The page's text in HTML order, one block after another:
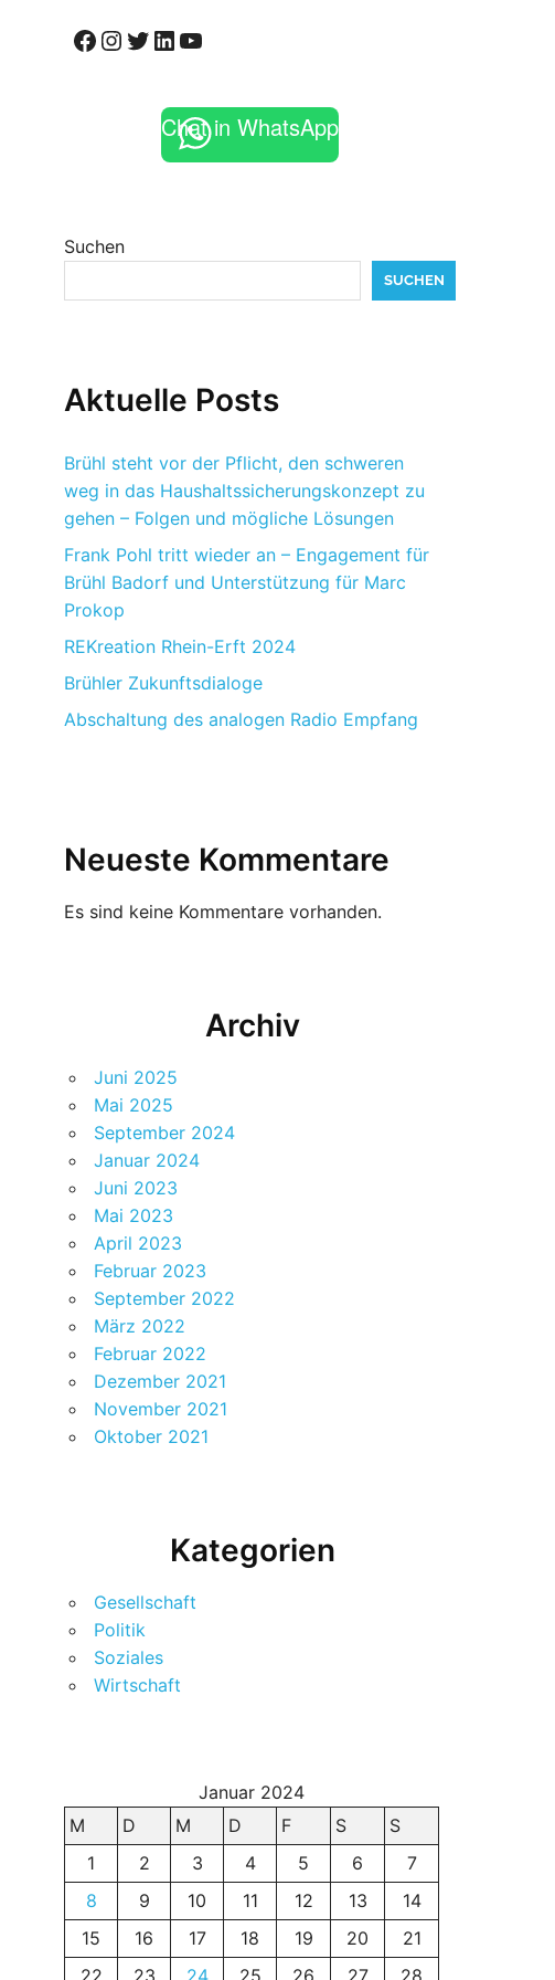
Facebook
Instagram
Twitter
LinkedIn
YouTube
Chat in WhatsApp
Suchen
SUCHEN
Aktuelle Posts
Brühl steht vor der Pflicht, den schweren
weg in das Haushaltssicherungskonzept zu
gehen – Folgen und mögliche Lösungen
Frank Pohl tritt wieder an – Engagement für
Brühl Badorf und Unterstützung für Marc
Prokop
REKreation Rhein-Erft 2024
Brühler Zukunftsdialoge
Abschaltung des analogen Radio Empfang
Neueste Kommentare
Es sind keine Kommentare vorhanden.
Archiv
Juni 2025
Mai 2025
September 2024
Januar 2024
Juni 2023
Mai 2023
April 2023
Februar 2023
September 2022
März 2022
Februar 2022
Dezember 2021
November 2021
Oktober 2021
Kategorien
Gesellschaft
Politik
Soziales
Wirtschaft
Januar 2024
M
D M D F S
S
1
2 3 4 5 6
7
8
9 10 11 12 13
14
15
16 17 18 19 20
21
22
23 24 25 26 27 28